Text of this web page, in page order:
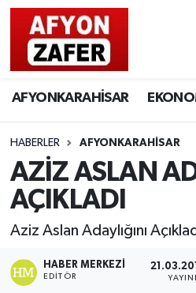
AFYONKARAHİSAR
HABERLER AFYONKARAHİSAR
AZİZ ASLAN
AÇIKLADI
Aziz Aslan Adaylığını
HABER MERKEZI
EDITÖR